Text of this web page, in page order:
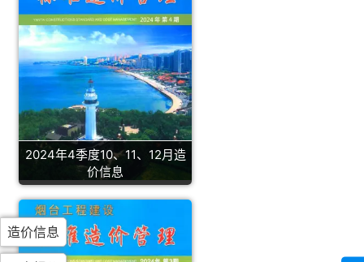
2024年4季度10、11、12月造
价信息
造价信息